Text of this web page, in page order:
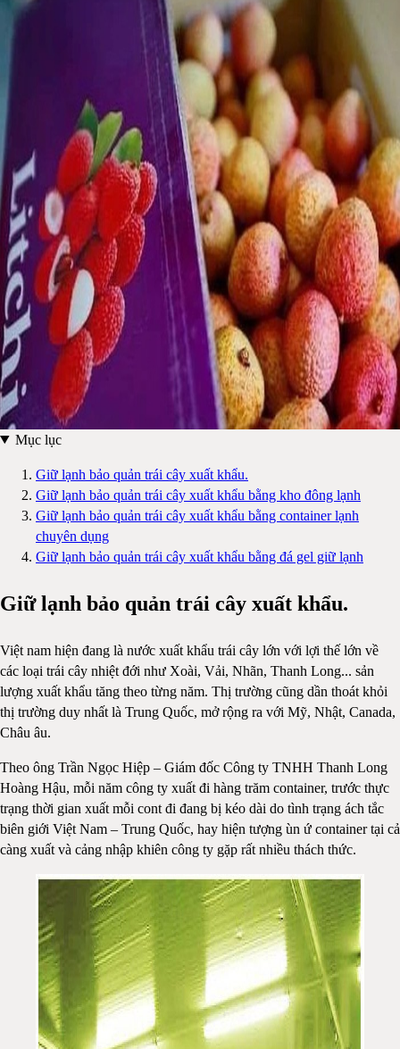
Mục lục
Giữ lạnh bảo quản trái cây xuất khẩu.
Giữ lạnh bảo quản trái cây xuất khẩu bằng kho đông lạnh
Giữ lạnh bảo quản trái cây xuất khẩu bằng container lạnh
chuyên dụng
Giữ lạnh bảo quản trái cây xuất khẩu bằng đá gel giữ lạnh
Giữ lạnh bảo quản trái cây xuất khẩu.
Việt nam hiện đang là nước xuất khẩu trái cây lớn với lợi thế lớn về
các loại trái cây nhiệt đới như Xoài, Vải, Nhãn, Thanh Long... sản
lượng xuất khẩu tăng theo từng năm. Thị trường cũng dần thoát khỏi
thị trường duy nhất là Trung Quốc, mở rộng ra với Mỹ, Nhật, Canada,
Châu âu.
Theo ông Trần Ngọc Hiệp – Giám đốc Công ty TNHH Thanh Long
Hoàng Hậu, mỗi năm công ty xuất đi hàng trăm container, trước thực
trạng thời gian xuất mỗi cont đi đang bị kéo dài do tình trạng ách tắc
biên giới Việt Nam – Trung Quốc, hay hiện tượng ùn ứ container tại cả
càng xuất và cảng nhập khiên công ty gặp rất nhiều thách thức.